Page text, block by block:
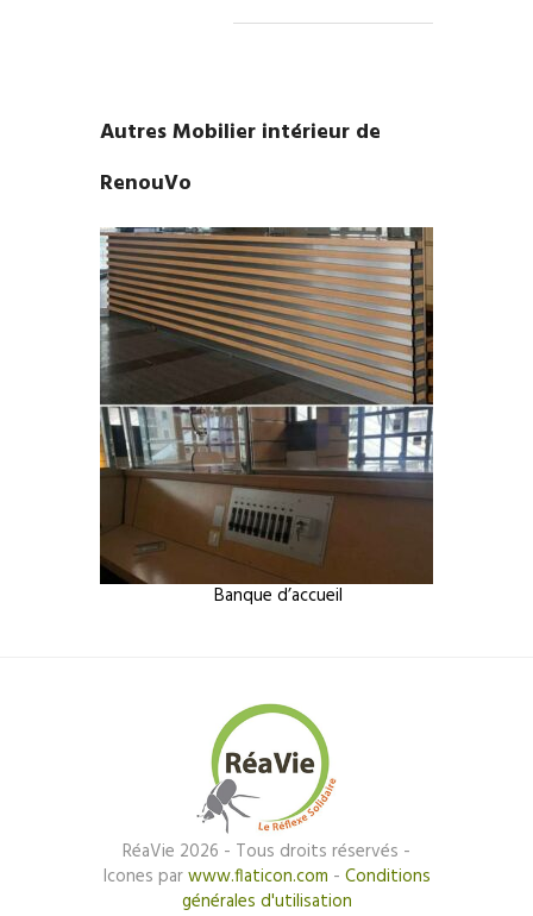
Autres Mobilier intérieur de
RenouVo
Banque d’accueil
RéaVie 2026 - Tous droits réservés -
Icones parwww.flaticon.com - Conditions
générales d'utilisation